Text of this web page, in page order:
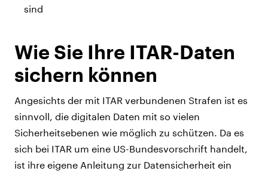
sind
Wie Sie Ihre ITAR-Daten
sichern können
Angesichts der mit ITAR verbundenen Strafen ist es
sinnvoll, die digitalen Daten mit so vielen
Sicherheitsebenen wie möglich zu schützen. Da es
sich bei ITAR um eine US-Bundesvorschrift handelt,
ist ihre eigene Anleitung zur Datensicherheit ein